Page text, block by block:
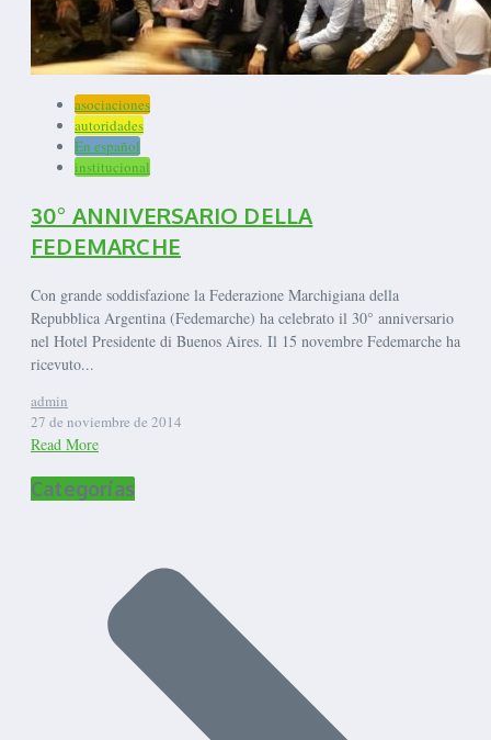
asociaciones
autoridades
En español
institucional
30° ANNIVERSARIO DELLA
FEDEMARCHE
Con grande soddisfazione la Federazione Marchigiana della
Repubblica Argentina (Fedemarche) ha celebrato il 30° anniversario
nel Hotel Presidente di Buenos Aires. Il 15 novembre Fedemarche ha
ricevuto...
admin
27 de noviembre de 2014
Read More
Categorías